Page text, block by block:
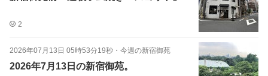
2
2026年07月13日 05時53分19秒 ・ 今週の新宿御苑
2026年7月13日の新宿御苑。